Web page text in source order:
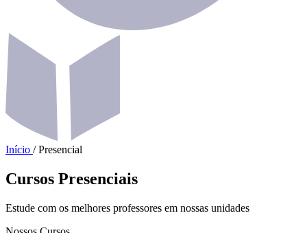
Início / Presencial
Cursos Presenciais
Estude com os melhores professores em nossas unidades